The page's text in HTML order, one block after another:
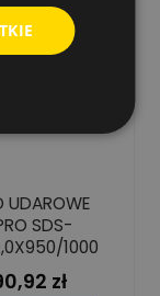
UDAROWE
SDS-
1000
zł